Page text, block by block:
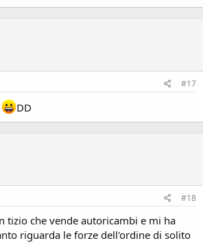
#17
DD
#18
tizio che vende autoricambi e mi ha
riguarda le forze dell'ordine di solito